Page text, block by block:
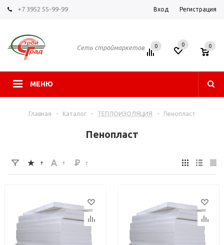
+7 3952 55-99-99 Вход Регистрация
Сеть строймаркетов
МЕНЮ
0 0 0
Главная - Каталог - ТЕПЛОИЗОЛЯЦИЯ - Пенопласт
Пенопласт